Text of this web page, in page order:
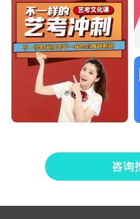
咨询